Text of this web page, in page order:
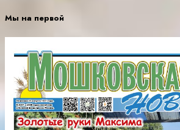
Мы на первой